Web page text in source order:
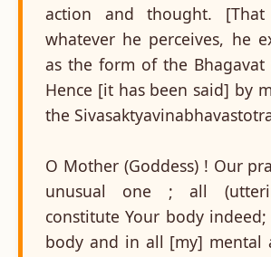
action and thought.
whatever he perceives, he
as the form of the
Hence [it has been said] by
the
O Mother (Goddess) ! Our
unusual one ; all
constitute Your body
body and in all [my] mental